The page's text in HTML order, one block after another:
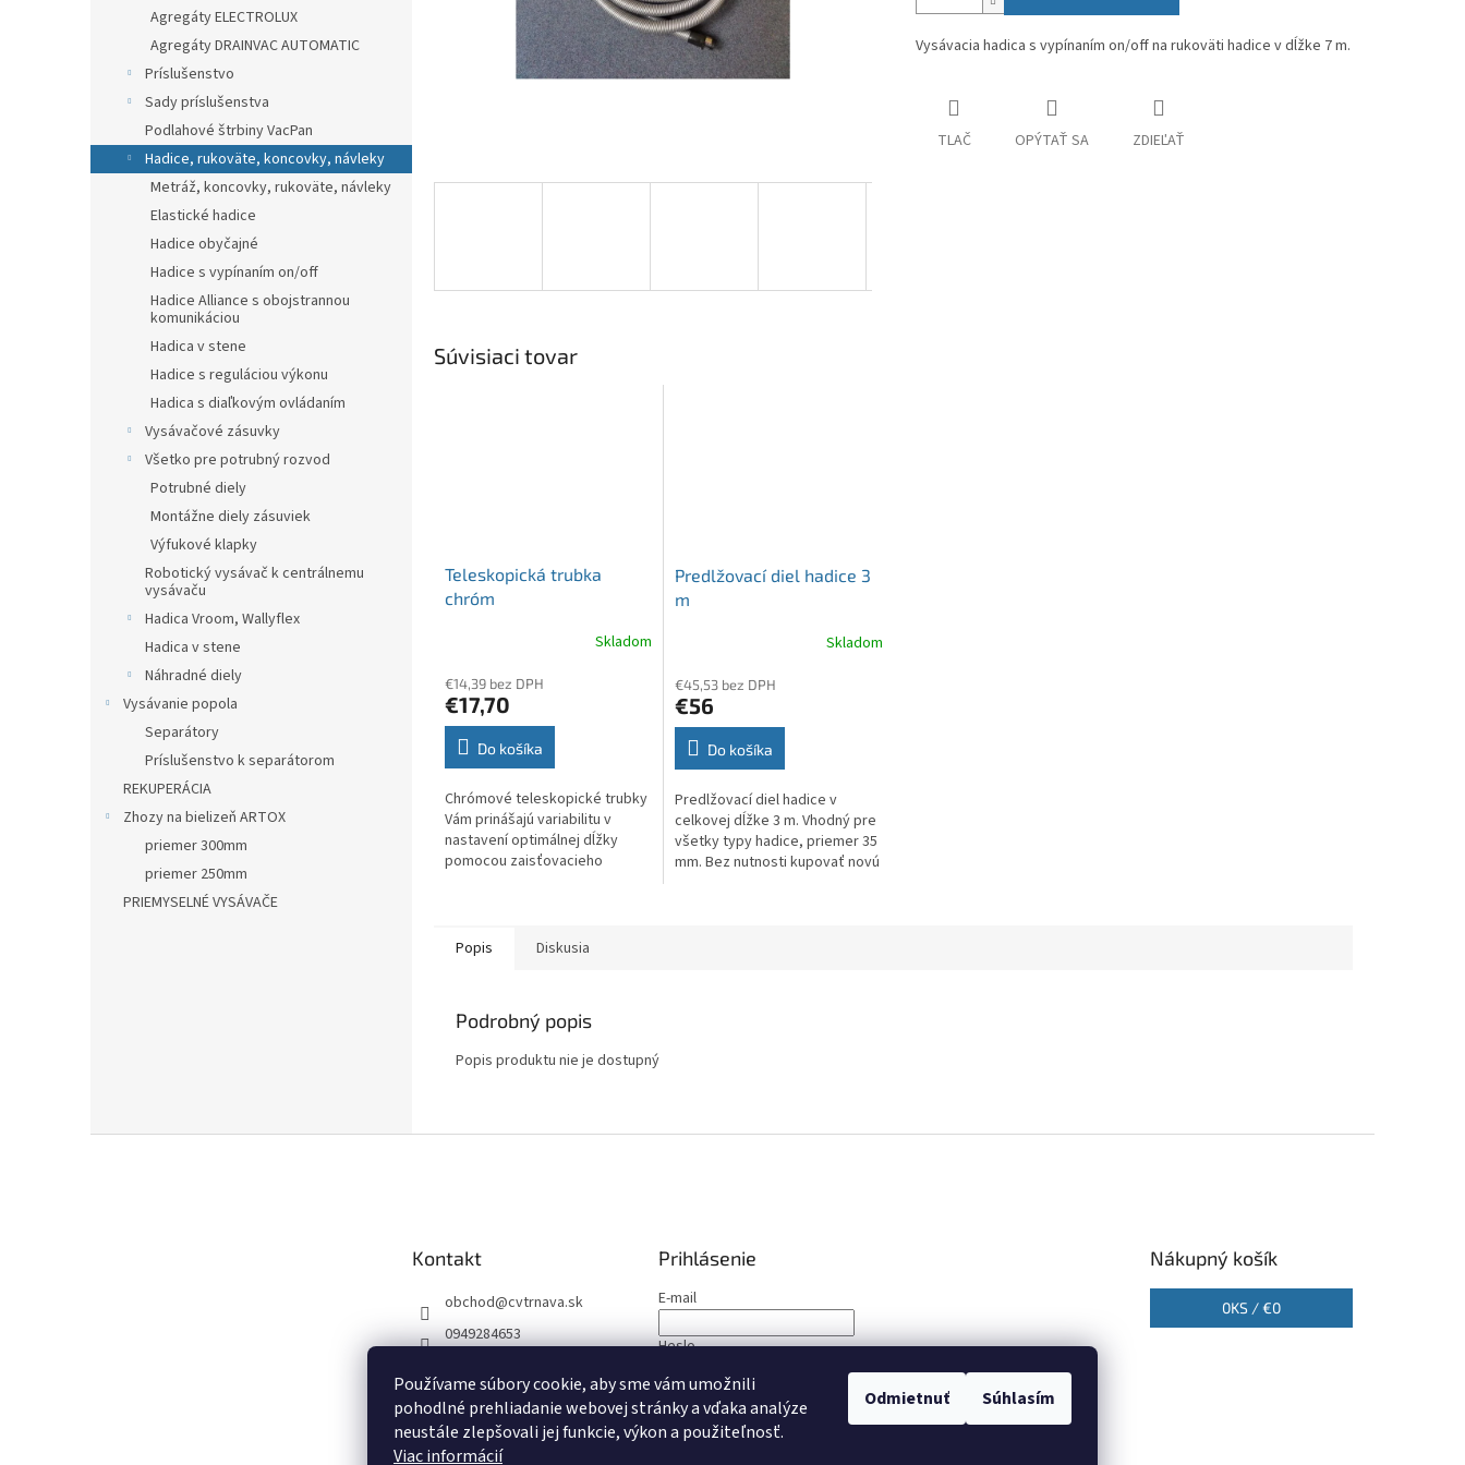
Používame súbory cookie, aby sme vám umožnili
pohodlné prehliadanie webovej stránky a vďaka analýze
neustále zlepšovali jej funkcie, výkon a použiteľnosť.
Viac informácií
Odmietnuť Súhlasím
Agregáty ELECTROLUX
Agregáty DRAINVAC AUTOMATIC
Príslušenstvo
Sady príslušenstva
Podlahové štrbiny VacPan
Hadice, rukoväte, koncovky, návleky
Metráž, koncovky, rukoväte, návleky
Elastické hadice
Hadice obyčajné
Hadice s vypínaním on/off
Hadice Alliance s obojstrannou
komunikáciou
Hadica v stene
Hadice s reguláciou výkonu
Hadica s diaľkovým ovládaním
Vysávačové zásuvky
Všetko pre potrubný rozvod
Potrubné diely
Montážne diely zásuviek
Výfukové klapky
Robotický vysávač k centrálnemu
vysávaču
Hadica Vroom, Wallyflex
Hadica v stene
Náhradné diely
Vysávanie popola
Separátory
Príslušenstvo k separátorom
REKUPERÁCIA
Zhozy na bielizeň ARTOX
priemer 300mm
priemer 250mm
PRIEMYSELNÉ VYSÁVAČE
Vysávacia hadica s vypínaním on/off na rukoväti hadice v dĺžke 7 m.
TLAČ OPÝTAŤ SA ZDIEĽAŤ
Súvisiaci tovar
Teleskopická trubka
chróm
Skladom
€14,39 bez DPH
€17,70
Do košíka
Chrómové teleskopické trubky
Vám prinášajú variabilitu v
nastavení optimálnej dĺžky
pomocou zaisťovacieho
Predlžovací diel hadice 3
m
Skladom
€45,53 bez DPH
€56
Do košíka
Predlžovací diel hadice v
celkovej dĺžke 3 m. Vhodný pre
všetky typy hadice, priemer 35
mm. Bez nutnosti kupovať novú
Popis Diskusia
Podrobný popis
Popis produktu nie je dostupný
Kontakt
obchod@cvtrnava.sk
0949284653
Prihlásenie
E-mail
Heslo
PRIHLÁSIŤ SA
Nová registráciaZabudnuté heslo
Nákupný košík
0KS /€0